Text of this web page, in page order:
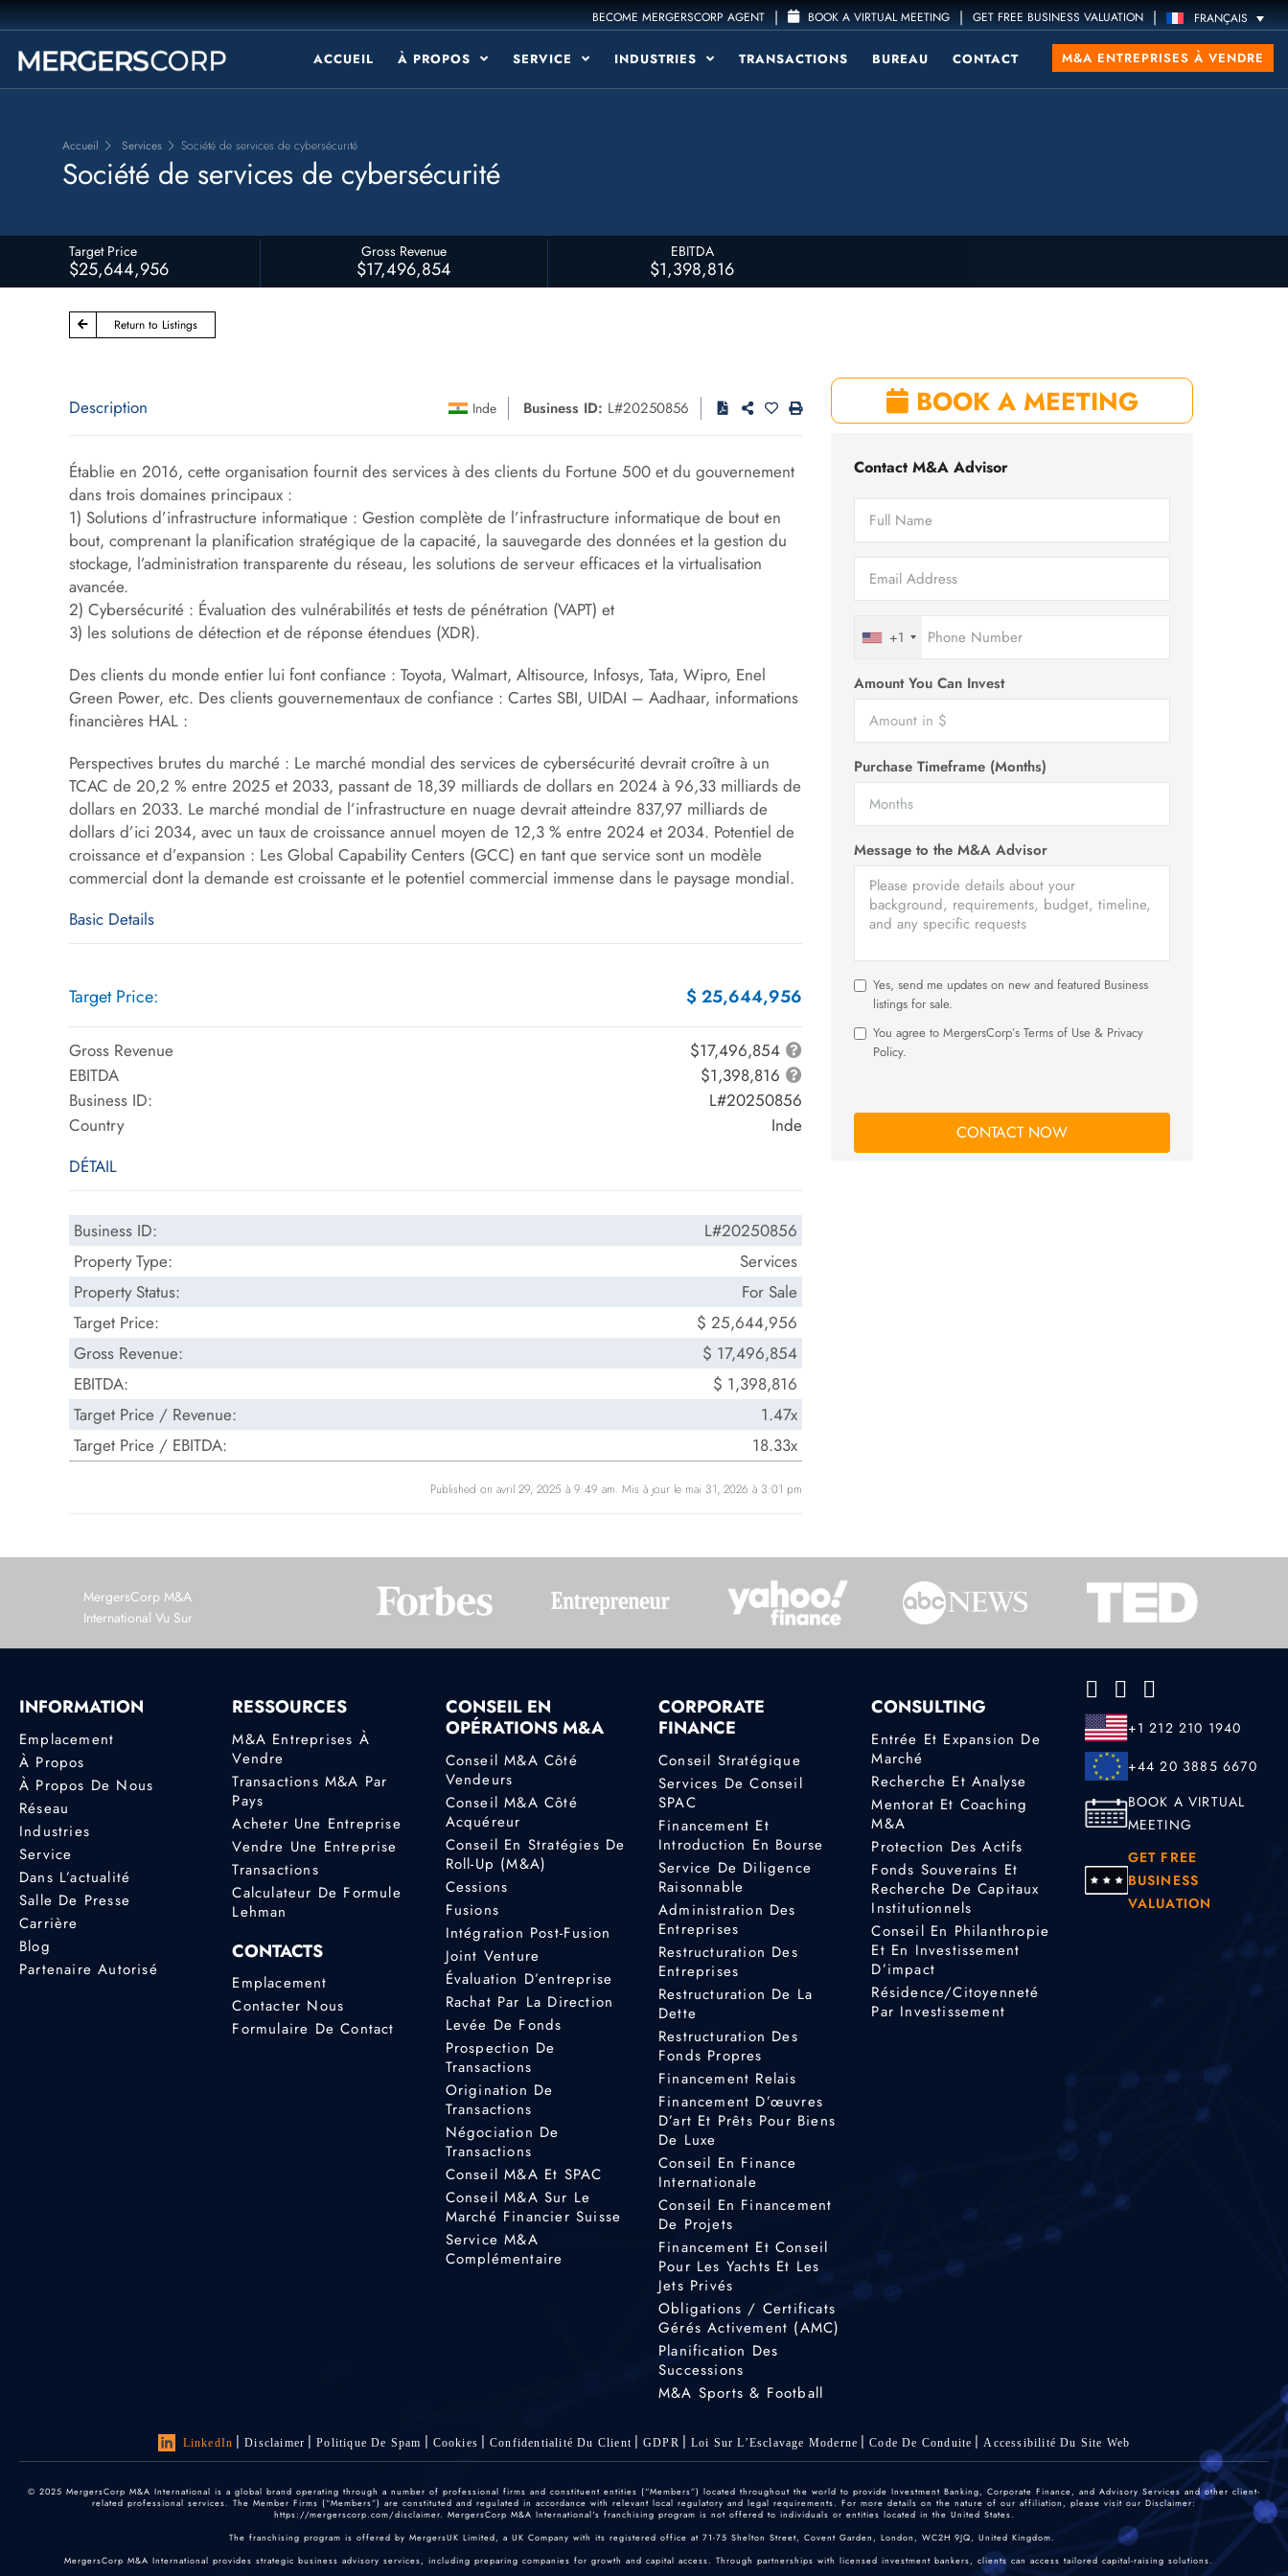
BECOME MERGERSCORP AGENT | BOOK A VIRTUAL MEETING | GET FREE BUSINESS VALUATION | FRANÇAIS
ACCUEIL À PROPOS SERVICE INDUSTRIES TRANSACTIONS BUREAU CONTACT M&A ENTREPRISES À VENDRE
Accueil Services Société de services de cybersécurité
Société de services de cybersécurité
Target Price
$25,644,956
Gross Revenue
$17,496,854
EBITDA
$1,398,816
Return to Listings
Description Inde Business ID: L#20250856
Établie en 2016, cette organisation fournit des services à des clients du Fortune 500 et du gouvernement
dans trois domaines principaux :
1) Solutions d’infrastructure informatique : Gestion complète de l’infrastructure informatique de bout en
bout, comprenant la planification stratégique de la capacité, la sauvegarde des données et la gestion du
stockage, l’administration transparente du réseau, les solutions de serveur efficaces et la virtualisation
avancée.
2) Cybersécurité : Évaluation des vulnérabilités et tests de pénétration (VAPT) et
3) les solutions de détection et de réponse étendues (XDR).
Des clients du monde entier lui font confiance : Toyota, Walmart, Altisource, Infosys, Tata, Wipro, Enel
Green Power, etc. Des clients gouvernementaux de confiance : Cartes SBI, UIDAI – Aadhaar, informations
financières HAL :
Perspectives brutes du marché : Le marché mondial des services de cybersécurité devrait croître à un
TCAC de 20,2 % entre 2025 et 2033, passant de 18,39 milliards de dollars en 2024 à 96,33 milliards de
dollars en 2033. Le marché mondial de l’infrastructure en nuage devrait atteindre 837,97 milliards de
dollars d’ici 2034, avec un taux de croissance annuel moyen de 12,3 % entre 2024 et 2034. Potentiel de
croissance et d’expansion : Les Global Capability Centers (GCC) en tant que service sont un modèle
commercial dont la demande est croissante et le potentiel commercial immense dans le paysage mondial.
Basic Details
Target Price: $ 25,644,956
Gross Revenue
$17,496,854
EBITDA
$1,398,816
Business ID:
L#20250856
Country
Inde
DÉTAIL
Business ID:
L#20250856
Property Type:
Services
Property Status:
For Sale
Target Price:
$ 25,644,956
Gross Revenue:
$ 17,496,854
EBITDA:
$ 1,398,816
Target Price / Revenue:
1.47x
Target Price / EBITDA:
18.33x
Published on avril 29, 2025 à 9:49 am. Mis à jour le mai 31, 2026 à 3:01 pm
BOOK A MEETING
Contact M&A Advisor
+1
Amount You Can Invest
Purchase Timeframe (Months)
Message to the M&A Advisor
Yes, send me updates on new and featured Business
listings for sale.
You agree to MergersCorp’s Terms of Use & Privacy
Policy.
MergersCorp M&A
International Vu Sur
INFORMATION
Emplacement
À Propos
À Propos De Nous
Réseau
Industries
Service
Dans L’actualité
Salle De Presse
Carrière
Blog
Partenaire Autorisé
RESSOURCES
M&A Entreprises À
Vendre
Transactions M&A Par
Pays
Acheter Une Entreprise
Vendre Une Entreprise
Transactions
Calculateur De Formule
Lehman
CONTACTS
Emplacement
Contacter Nous
Formulaire De Contact
CONSEIL EN
OPÉRATIONS M&A
Conseil M&A Côté
Vendeurs
Conseil M&A Côté
Acquéreur
Conseil En Stratégies De
Roll-Up (M&A)
Cessions
Fusions
Intégration Post-Fusion
Joint Venture
Évaluation D’entreprise
Rachat Par La Direction
Levée De Fonds
Prospection De
Transactions
Origination De
Transactions
Négociation De
Transactions
Conseil M&A Et SPAC
Conseil M&A Sur Le
Marché Financier Suisse
Service M&A
Complémentaire
CORPORATE
FINANCE
Conseil Stratégique
Services De Conseil
SPAC
Financement Et
Introduction En Bourse
Service De Diligence
Raisonnable
Administration Des
Entreprises
Restructuration Des
Entreprises
Restructuration De La
Dette
Restructuration Des
Fonds Propres
Financement Relais
Financement D’œuvres
D’art Et Prêts Pour Biens
De Luxe
Conseil En Finance
Internationale
Conseil En Financement
De Projets
Financement Et Conseil
Pour Les Yachts Et Les
Jets Privés
Obligations / Certificats
Gérés Activement (AMC)
Planification Des
Successions
M&A Sports & Football
CONSULTING
Entrée Et Expansion De
Marché
Recherche Et Analyse
Mentorat Et Coaching
M&A
Protection Des Actifs
Fonds Souverains Et
Recherche De Capitaux
Institutionnels
Conseil En Philanthropie
Et En Investissement
D’impact
Résidence/citoyenneté
Par Investissement
+1 212 210 1940
+44 20 3885 6670
BOOK A VIRTUAL
MEETING
GET FREE
BUSINESS
VALUATION
LinkedIn Disclaimer Politique De Spam Cookies Confidentialité Du Client GDPR Loi Sur L’Esclavage Moderne Code De Conduite Accessibilité Du Site Web
© 2025 MergersCorp M&A International is a global brand operating through a number of professional firms and constituent entities (“Members”) located throughout the world to provide Investment Banking, Corporate Finance, and Advisory Services and other client-
related professional services. The Member Firms (“Members”) are constituted and regulated in accordance with relevant local regulatory and legal requirements. For more details on the nature of our affiliation, please visit our Disclaimer:
https://mergerscorp.com/disclaimer. MergersCorp M&A International's franchising program is not offered to individuals or entities located in the United States.
The franchising program is offered by MergersUK Limited, a UK Company with its registered office at 71-75 Shelton Street, Covent Garden, London, WC2H 9JQ, United Kingdom.
MergersCorp M&A International provides strategic business advisory services, including preparing companies for growth and capital access. Through partnerships with licensed investment bankers, clients can access tailored capital-raising solutions.